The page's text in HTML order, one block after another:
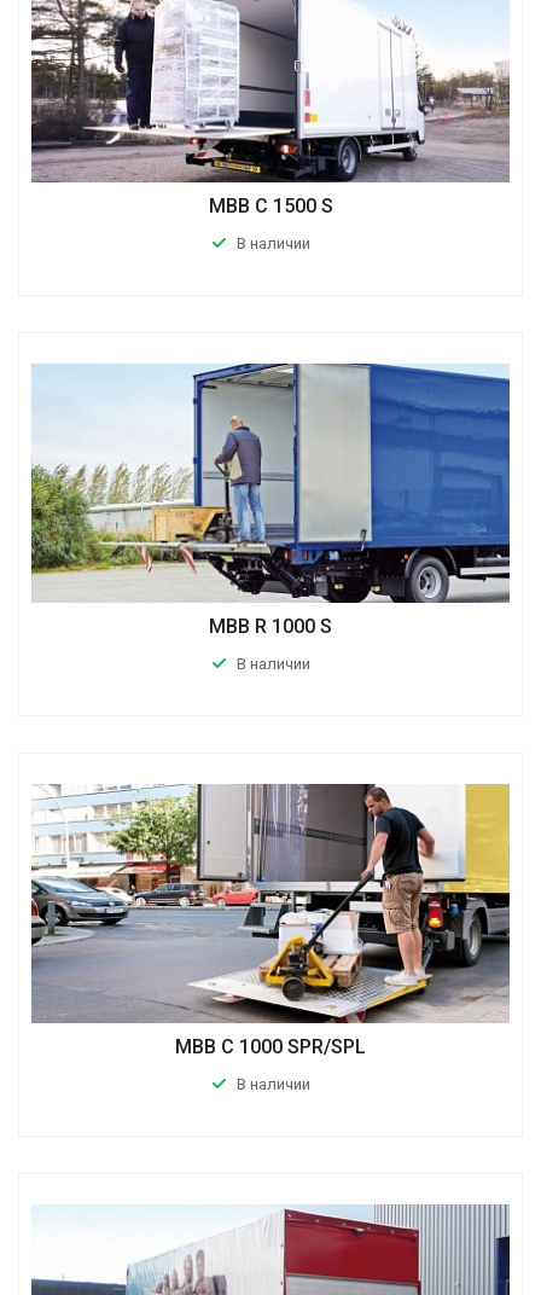
MBB C 1500 S
В наличии
MBB R 1000 S
В наличии
MBB C 1000 SPR/SPL
В наличии